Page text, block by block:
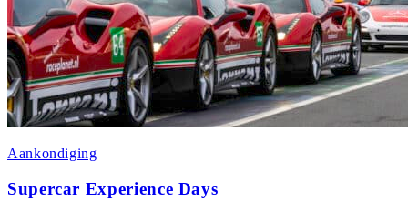
Aankondiging
Supercar Experience Days